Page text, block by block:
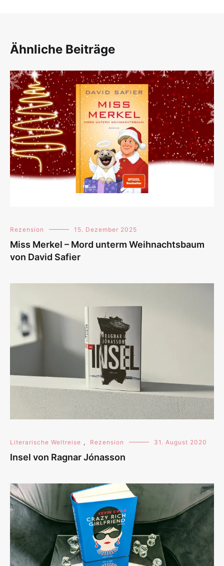
Ähnliche Beiträge
Rezension 15. Dezember 2025
Miss Merkel – Mord unterm Weihnachtsbaum
von David Safier
Literarische Weltreise , Rezension 31. August 2020
Insel von Ragnar Jónasson